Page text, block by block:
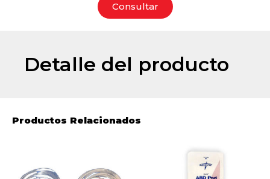
Consultar
Detalle del producto
Productos Relacionados